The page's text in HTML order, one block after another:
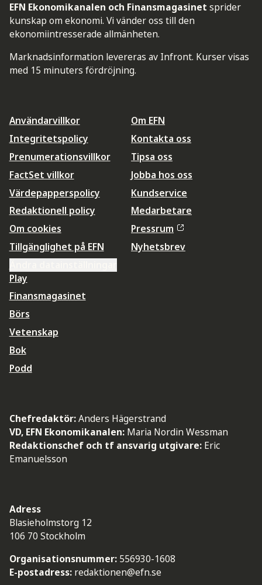
EFN Ekonomikanalen och Finansmagasinet sprider
kunskap om ekonomi. Vi vänder oss till den
ekonomiintresserade allmänheten.
Marknadsinformation levereras av Infront. Kurser visas
med 15 minuters fördröjning.
Användarvillkor
Integritetspolicy
Prenumerationsvillkor
FactSet villkor
Värdepapperspolicy
Redaktionell policy
Om cookies
Tillgänglighet på EFN
Om EFN
Kontakta oss
Tipsa oss
Jobba hos oss
Kundservice
Medarbetare
Pressrum
Nyhetsbrev
Play
Finansmagasinet
Börs
Vetenskap
Bok
Podd
Chefredaktör:Anders Hägerstrand
VD, EFN Ekonomikanalen: Maria Nordin Wessman
Redaktionschef och tf ansvarig utgivare: Eric
Emanuelsson
Adress
Blasieholmstorg 12
106 70 Stockholm
Organisationsnummer: 556930-1608
E-postadress: redaktionen@efn.se